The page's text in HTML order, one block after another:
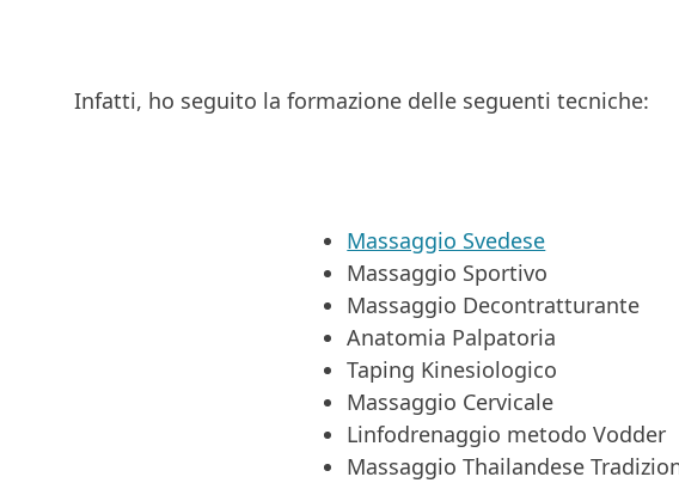
Infatti, ho seguito la formazione delle seguenti tecniche:
Massaggio Svedese
Massaggio Sportivo
Massaggio Decontratturante
Anatomia Palpatoria
Taping Kinesiologico
Massaggio Cervicale
Linfodrenaggio metodo Vodder
Massaggio Thailandese